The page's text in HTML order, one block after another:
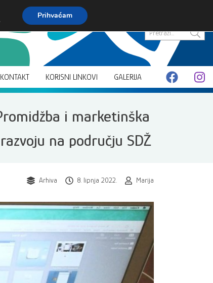
Pretraži...
KONTAKT KORISNI LINKOVI GALERIJA
i marketinška
na području SDŽ
Arhiva 8. lipnja 2022. Marija
Prihvaćam